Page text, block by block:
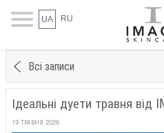
UA RU
Всі записи
Ідеальні дуети травня
19 ТРАВНЯ 2026